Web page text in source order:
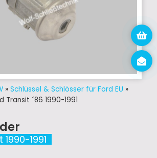
» Schlüssel & Schlösser für Ford EU »
Transit ´86 1990-1991
1991